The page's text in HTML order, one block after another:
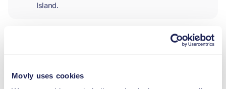
Movly uses cookies
Island.